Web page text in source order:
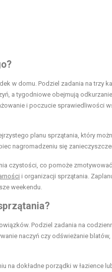
w domu. Podziel zadania na trzy
a tygodniowe obejmują
i poczucie sprawiedliwości
planu sprzątania, który
nagromadzeniu się
czystości, co pomoże
i organizacji sprzątania.
weekendu.
Podziel zadania na
naczyń czy odświeżanie
na dokładne porządki w łazience